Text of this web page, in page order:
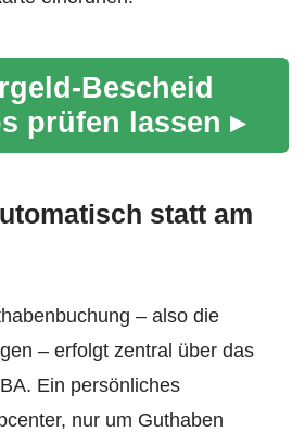
Bescheid
prüfen lassen ▸
statt am
– also die
– erfolgt zentral über das
Ein persönliches
nur um Guthaben